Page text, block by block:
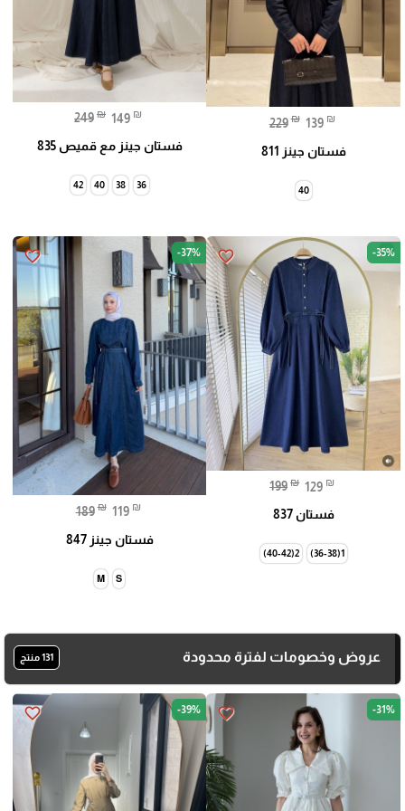
229 ₪ 139 ₪
فستان جينز 811
40
249 ₪ 149 ₪
فستان جينز مع قميص 835
36
38
40
42
favorite_border -35%
199 ₪ 129 ₪
فستان 837
1(36-38)
2(40-42)
favorite_border -37%
189 ₪ 119 ₪
فستان جينز 847
S
M
عروض وخصومات لفترة محدودة 131 منتج
favorite_border -31%
favorite_border -39%